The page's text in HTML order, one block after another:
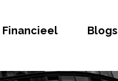
Financieel Blogs